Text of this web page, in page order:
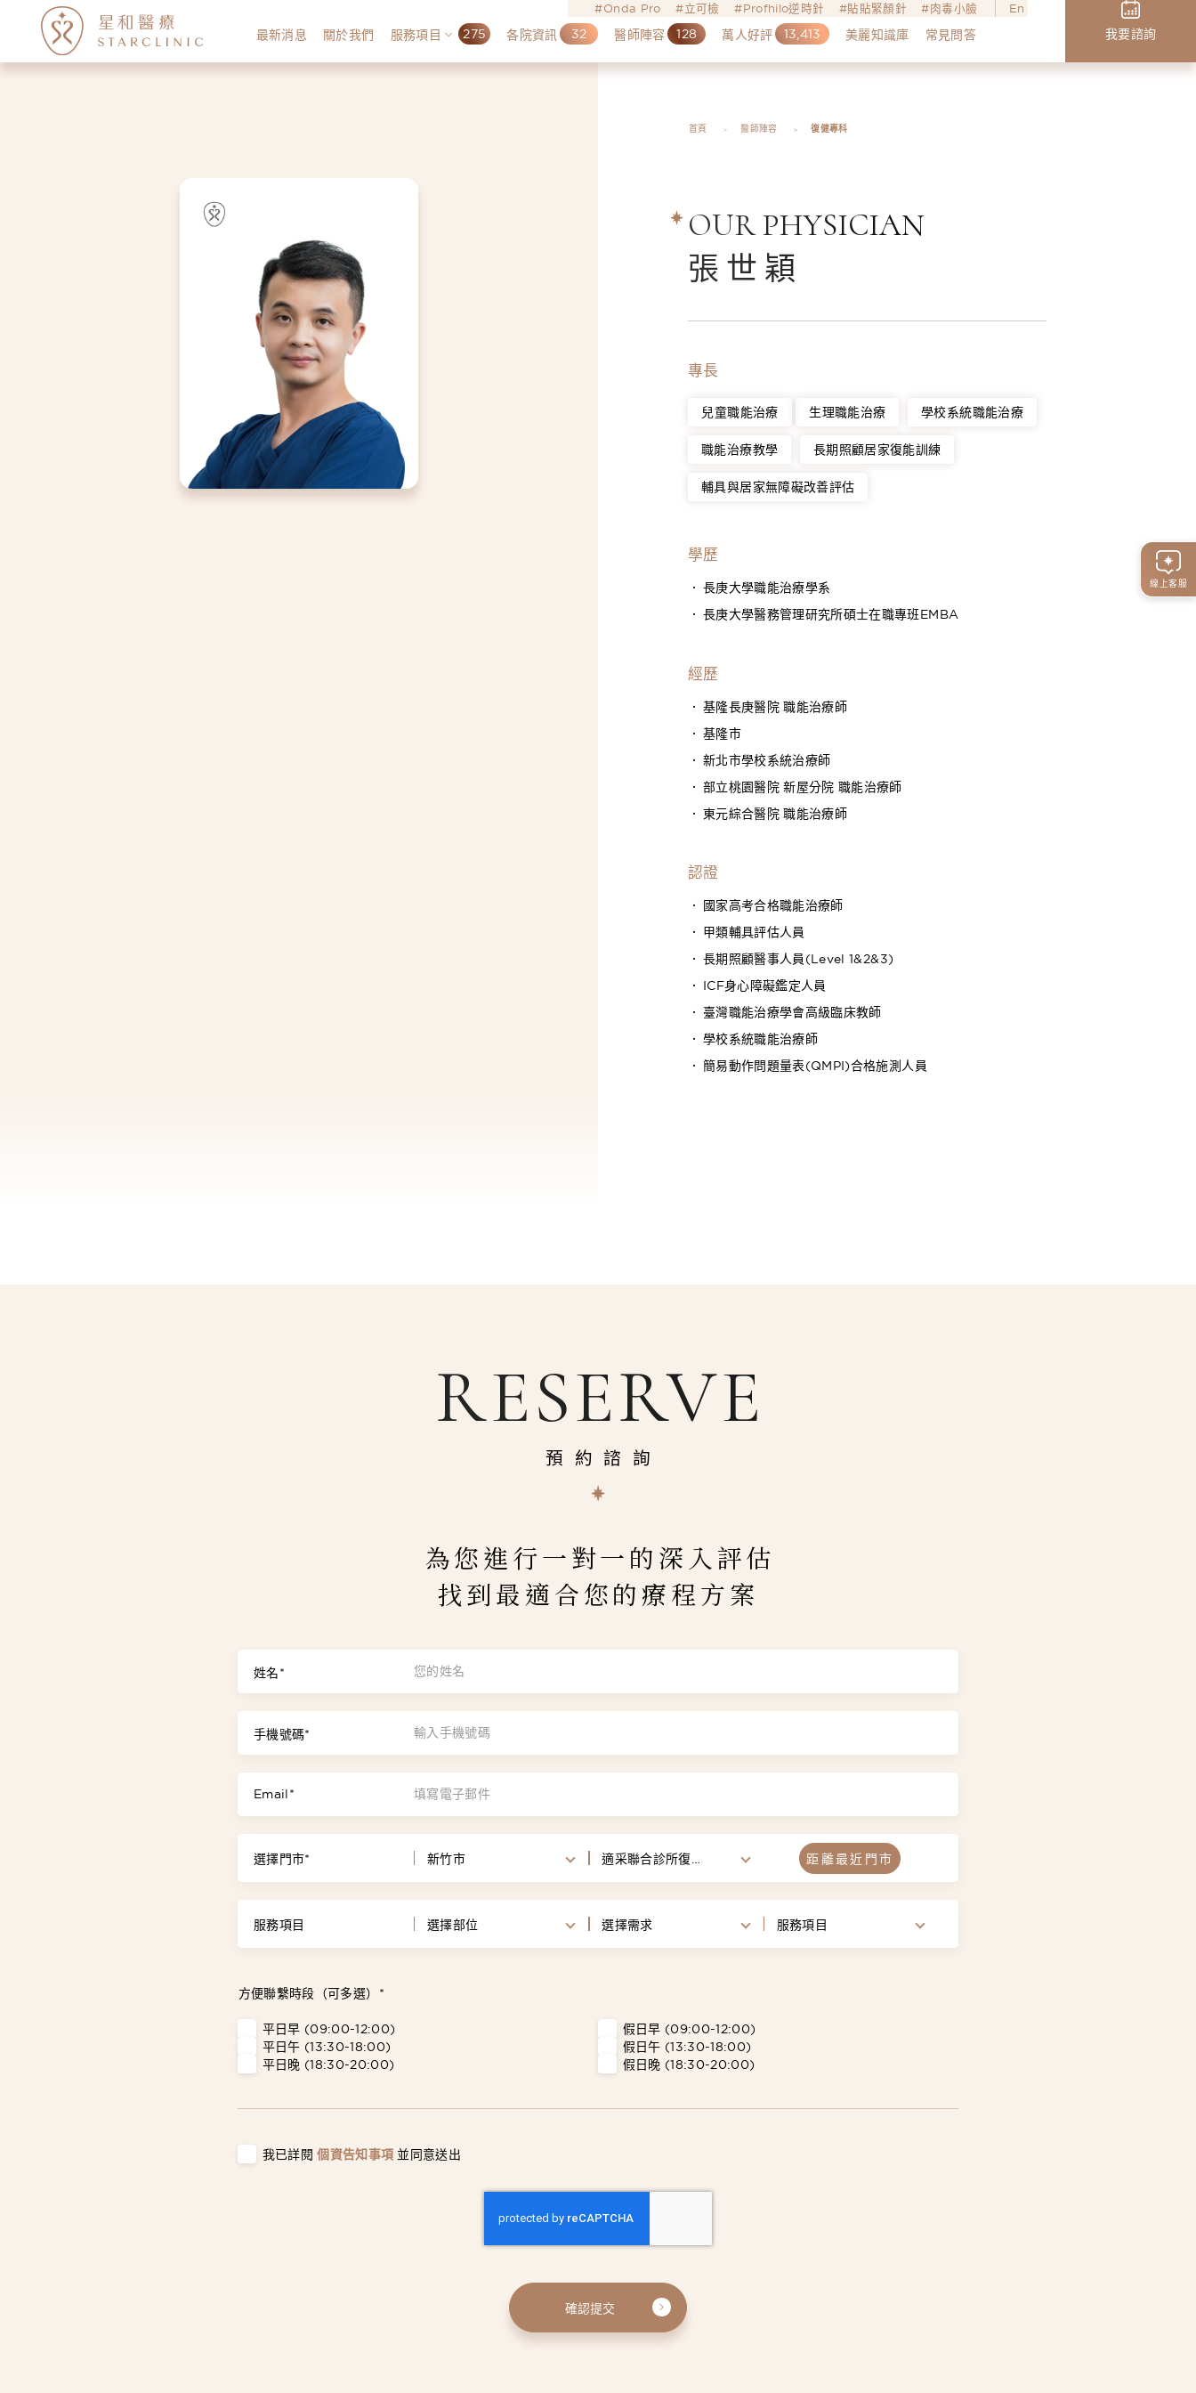
線上客服
Onda Pro 立可檢 Profhilo逆時針 貼貼緊顏針 肉毒小臉 En
最新消息 關於我們 服務項目 275 各院資訊 32 醫師陣容 128 萬人好評 13,413 美麗知識庫 常見問答 我要諮詢
首頁 醫師陣容 復健專科
OUR PHYSICIAN
張世穎
專長
兒童職能治療 生理職能治療 學校系統職能治療
職能治療教學 長期照顧居家復能訓練
輔具與居家無障礙改善評估
學歷
長庚大學職能治療學系
長庚大學醫務管理研究所碩士在職專班EMBA
經歷
基隆長庚醫院 職能治療師
基隆市
新北市學校系統治療師
部立桃園醫院 新屋分院 職能治療師
東元綜合醫院 職能治療師
認證
國家高考合格職能治療師
甲類輔具評估人員
長期照顧醫事人員(Level 1&2&3)
ICF身心障礙鑑定人員
臺灣職能治療學會高級臨床教師
學校系統職能治療師
簡易動作問題量表(QMPI)合格施測人員
RESERVE
預約諮詢
為您進行一對一的深入評估
找到最適合您的療程方案
姓名*
手機號碼*
Email*
選擇門市* 新竹市 適采聯合診所復健科 距離最近門市
服務項目 選擇部位 選擇需求 服務項目
方便聯繫時段（可多選）*
平日早 (09:00-12:00)
平日午 (13:30-18:00)
平日晚 (18:30-20:00)
假日早 (09:00-12:00)
假日午 (13:30-18:00)
假日晚 (18:30-20:00)
我已詳閱 個資告知事項 並同意送出
確認提交